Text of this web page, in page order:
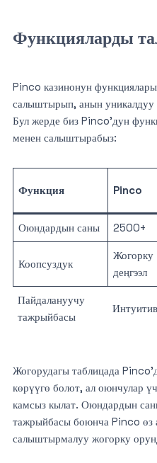
Функцияларды
Pinco казинонун
салыштырып, анын уникалдуу
Бул жерде биз Pinco’дун
менен салыштырабыз:
Функция Pinco
Оюндардын саны 2500+
Коопсуздук
Жогорку
деңгээл
Пайдалануучу
тажрыйбасы
Жогорудагы таблицада
көрүүгө болот, ал оюнчулар
камсыз кылат. Оюндардын
тажрыйбасы боюнча Pinco өз
салыштырмалуу жогорку